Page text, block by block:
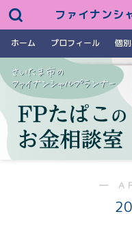
ファイナンシ
ホーム プロフィール 個
―